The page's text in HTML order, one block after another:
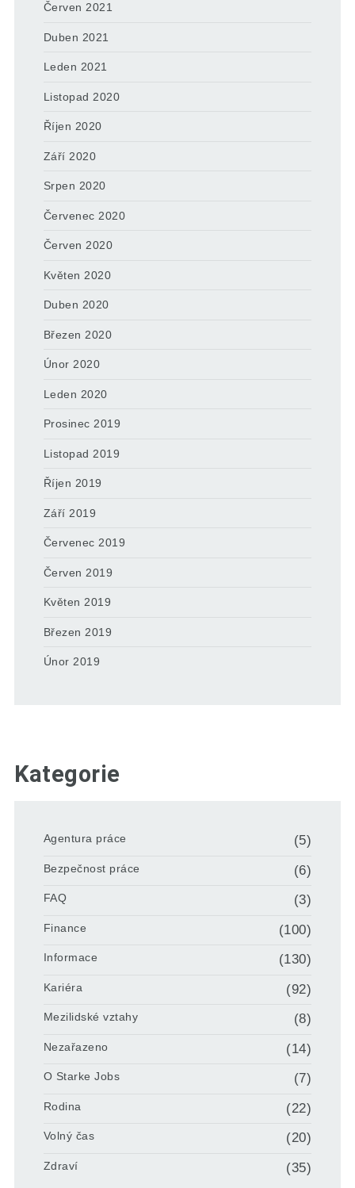
Červen 2021
Duben 2021
Leden 2021
Listopad 2020
Říjen 2020
Září 2020
Srpen 2020
Červenec 2020
Červen 2020
Květen 2020
Duben 2020
Březen 2020
Únor 2020
Leden 2020
Prosinec 2019
Listopad 2019
Říjen 2019
Září 2019
Červenec 2019
Červen 2019
Květen 2019
Březen 2019
Únor 2019
Kategorie
Agentura práce (5)
Bezpečnost práce (6)
FAQ (3)
Finance (100)
Informace (130)
Kariéra (92)
Mezilidské vztahy (8)
Nezařazeno (14)
O Starke Jobs (7)
Rodina (22)
Volný čas (20)
Zdraví (35)